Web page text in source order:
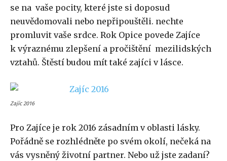
se na vaše pocity, které jste si doposud
neuvědomovali nebo nepřipouštěli. nechte
promluvit vaše srdce. Rok Opice povede Zajíce
k výraznému zlepšení a pročištění mezilidských
vztahů. Štěstí budou mít také zajíci v lásce.
Zajíc 2016
Pro Zajíce je rok 2016 zásadním v oblasti lásky.
Pořádně se rozhlédněte po svém okolí, nečeká na
vás vysněný životní partner. Nebo už jste zadaní?